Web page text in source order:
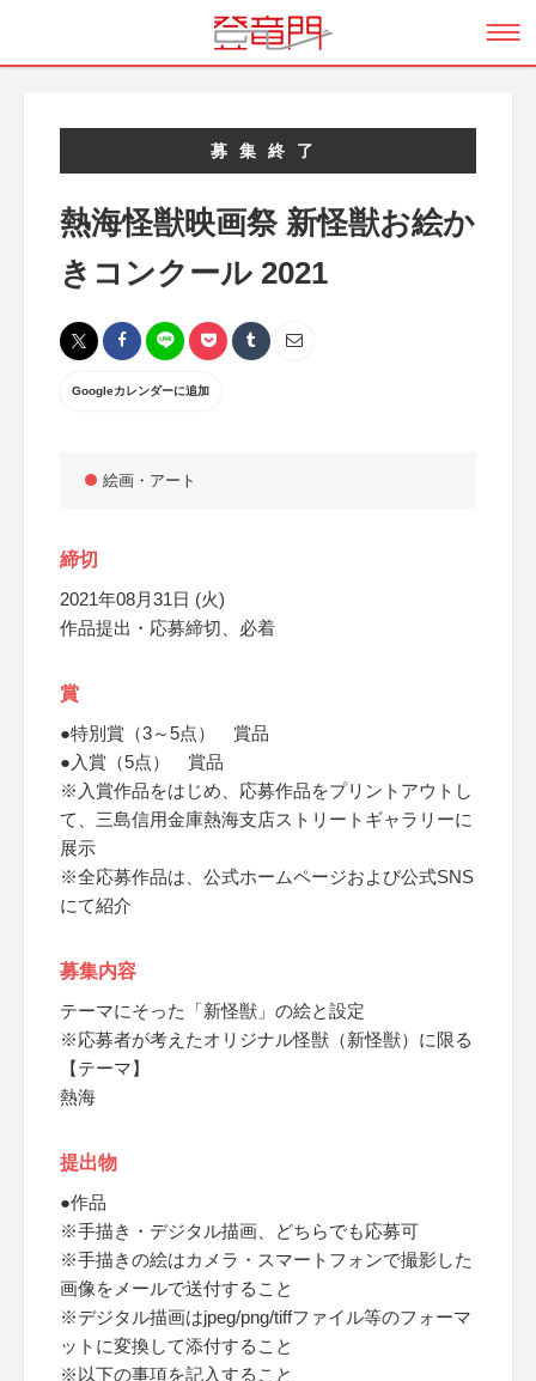
募集終了
熱海怪獣映画祭 新怪獣お絵か
きコンクール 2021
Googleカレンダーに追加
絵画・アート
締切
2021年08月31日 (火)
作品提出・応募締切、必着
賞
●特別賞（3～5点） 賞品
●入賞（5点） 賞品
※入賞作品をはじめ、応募作品をプリントアウトし
て、三島信用金庫熱海支店ストリートギャラリーに
展示
※全応募作品は、公式ホームページおよび公式SNS
にて紹介
募集内容
テーマにそった「新怪獣」の絵と設定
※応募者が考えたオリジナル怪獣（新怪獣）に限る
【テーマ】
熱海
提出物
●作品
※手描き・デジタル描画、どちらでも応募可
※手描きの絵はカメラ・スマートフォンで撮影した
画像をメールで送付すること
※デジタル描画はjpeg/png/tiffファイル等のフォーマ
ットに変換して添付すること
※以下の事項を記入すること